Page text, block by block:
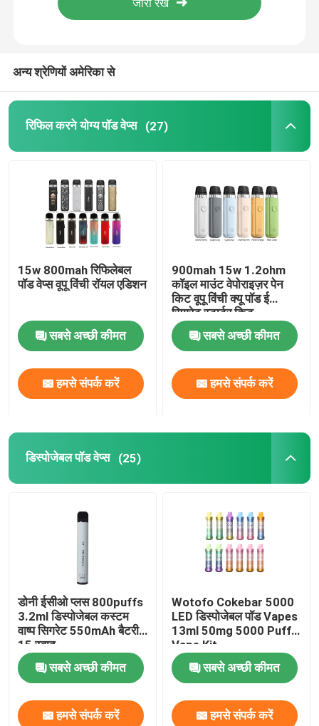
गुणवत्ता नियंत्रण
संपर्क करें
एक उद्धरण का अनुरोध करें
रिफिल करने योग्य पॉड वेप्स
Vape कुंडल प्रतिस्थापन
खाली पॉड कार्ट्रिज
खाली Ejuice बोतल
इलेक्ट्रॉनिक सिगरेट सहायक उपकरण
Vape सिलिकॉन रिंग
Vape Atomizer टैंक
अन्य श्रेणियों अमेरिका से
रिफिल करने योग्य पॉड वेप्स (27)
15w 800mah रिफिलेबल
पॉड वेप्स वूपू विंची रॉयल एडिशन
सबसे अच्छी कीमत
हमसे संपर्क करें
900mah 15w 1.2ohm
कॉइल माउंट वेपोराइज़र पेन
किट वूपू विंची क्यू पॉड ई
सिगरेट स्टार्टर किट
सबसे अच्छी कीमत
हमसे संपर्क करें
डिस्पोजेबल पॉड वेप्स (25)
डोनी ईसीओ प्लस 800puffs
3.2ml डिस्पोजेबल कस्टम
वाष्प सिगरेट 550mAh बैटरी
15 स्वाद
सबसे अच्छी कीमत
हमसे संपर्क करें
Wotofo Cokebar 5000
LED डिस्पोजेबल पॉड Vapes
13ml 50mg 5000 Puffs
Vape Kit
सबसे अच्छी कीमत
हमसे संपर्क करें